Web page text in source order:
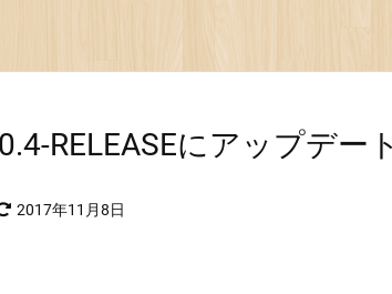
RELEASEにアップデート
2017年11月8日